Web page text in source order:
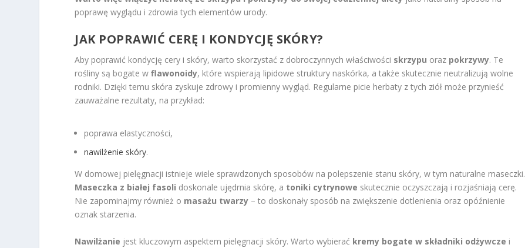
poprawę wyglądu i zdrowia tych elementów urody.
JAK POPRAWIĆ CERĘ I KONDYCJĘ SKÓRY?
Aby poprawić kondycję cery i skóry, warto skorzystać z dobroczynnych właściwości skrzypu oraz pokrzywy. Te
rośliny są bogate wflawonoidy, które wspierają lipidowe struktury naskórka, a także skutecznie neutralizują wolne
rodniki. Dzięki temu skóra zyskuje zdrowy i promienny wygląd. Regularne picie herbaty z tych ziół może przynieść
zauważalne rezultaty, na przykład:
poprawa elastyczności,
nawilżenie skóry.
W domowej pielęgnacji istnieje wiele sprawdzonych sposobów na polepszenie stanu skóry, w tym naturalne maseczki.
Maseczka z białej fasoli doskonale ujędrnia skórę, a toniki cytrynowe skutecznie oczyszczają i rozjaśniają cerę.
Nie zapominajmy również o masażu twarzy – to doskonały sposób na zwiększenie dotlenienia oraz opóźnienie
oznak starzenia.
Nawilżanie jest kluczowym aspektem pielęgnacji skóry. Warto wybierać kremy bogate w składniki odżywcze i